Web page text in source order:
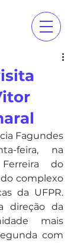
Fagundes
feira, na
do
complexo
da UFPR.
direção da
mais
com